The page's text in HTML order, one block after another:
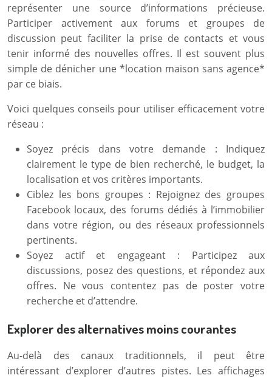
représenter une source d’informations précieuse.
Participer activement aux forums et groupes de
discussion peut faciliter la prise de contacts et vous
tenir informé des nouvelles offres. Il est souvent plus
simple de dénicher une *location maison sans agence*
par ce biais.
Voici quelques conseils pour utiliser efficacement votre
réseau :
Soyez précis dans votre demande : Indiquez
clairement le type de bien recherché, le budget, la
localisation et vos critères importants.
Ciblez les bons groupes : Rejoignez des groupes
Facebook locaux, des forums dédiés à l’immobilier
dans votre région, ou des réseaux professionnels
pertinents.
Soyez actif et engageant : Participez aux
discussions, posez des questions, et répondez aux
offres. Ne vous contentez pas de poster votre
recherche et d’attendre.
Explorer des alternatives moins courantes
Au-delà des canaux traditionnels, il peut être
intéressant d’explorer d’autres pistes. Les affichages